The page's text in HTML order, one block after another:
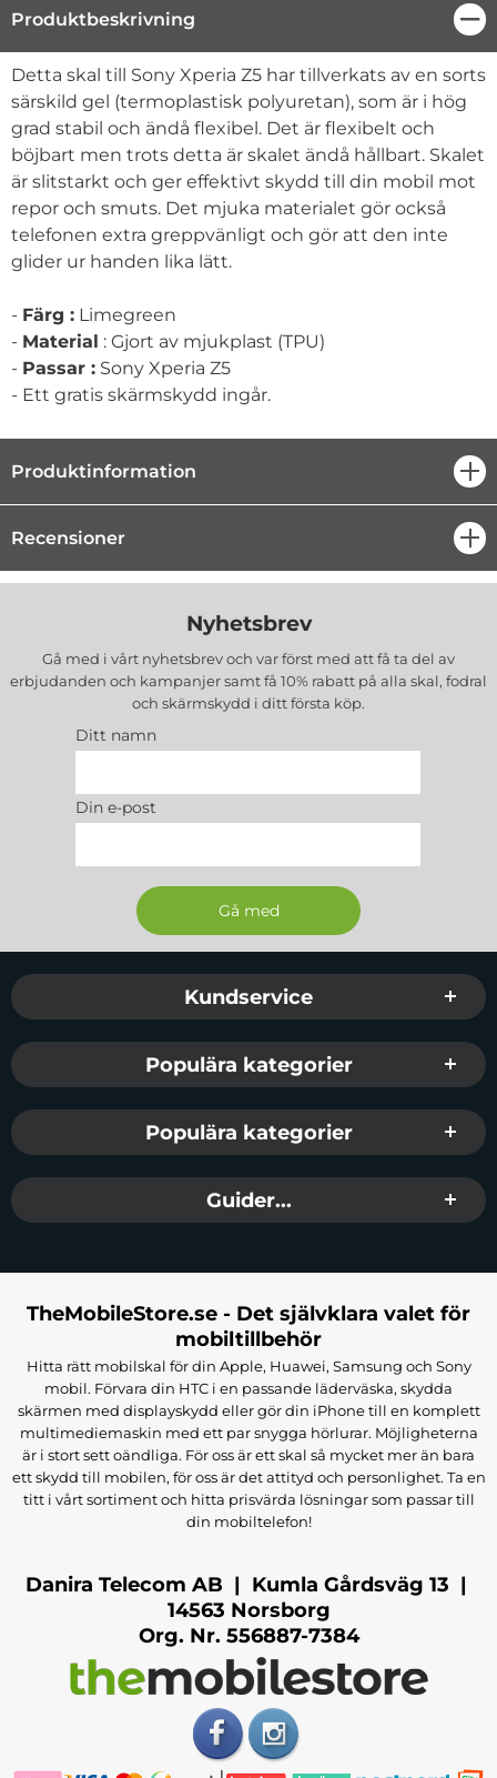
Produktbeskrivning
Produktbeskrivning
Detta skal till Sony Xperia Z5 har tillverkats av en sorts
särskild gel (termoplastisk polyuretan), som är i hög
grad stabil och ändå flexibel. Det är flexibelt och
böjbart men trots detta är skalet ändå hållbart. Skalet
är slitstarkt och ger effektivt skydd till din mobil mot
repor och smuts. Det mjuka materialet gör också
telefonen extra greppvänligt och gör att den inte
glider ur handen lika lätt.
- Färg : Limegreen
- Material : Gjort av mjukplast (TPU)
- Passar : Sony Xperia Z5
- Ett gratis skärmskydd ingår.
Produktinformation
Recensioner
Nyhetsbrev
Gå med i vårt nyhetsbrev och var först med att få ta del av
erbjudanden och kampanjer samt få 10% rabatt på alla skal, fodral
och skärmskydd i ditt första köp.
Ditt namn
Din e-post
Sidfot Blandad info och länkar
Kundservice
Populära kategorier
Populära kategorier
Guider...
TheMobileStore.se - Det självklara valet för
mobiltillbehör
Hitta rätt mobilskal för din Apple, Huawei, Samsung och Sony
mobil. Förvara din HTC i en passande läderväska, skydda
skärmen med displayskydd eller gör din iPhone till en komplett
multimediemaskin med ett par snygga hörlurar. Möjligheterna
är i stort sett oändliga. För oss är ett skal så mycket mer än bara
ett skydd till mobilen, för oss är det attityd och personlighet. Ta en
titt i vårt sortiment och hitta prisvärda lösningar som passar till
din mobiltelefon!
Danira Telecom AB | Kumla Gårdsväg 13 |
14563 Norsborg
Org. Nr. 556887-7384